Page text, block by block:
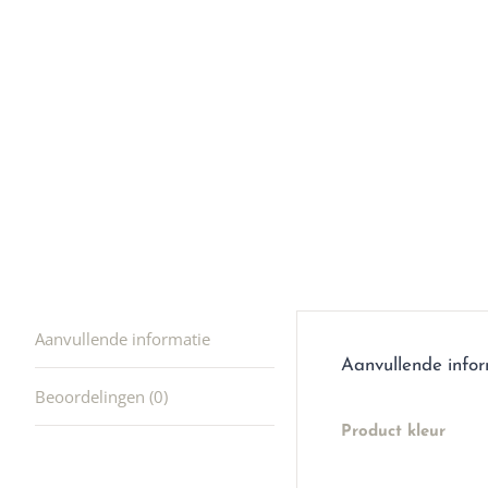
ook
Aanvullende informatie
Beoordelingen (0)
Aanvullende
Product kleur